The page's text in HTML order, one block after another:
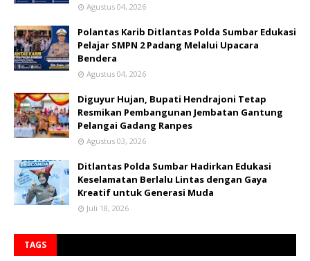
Agustus 04, 2026
Polantas Karib Ditlantas Polda Sumbar Edukasi
Pelajar SMPN 2 Padang Melalui Upacara
Bendera
Agustus 04, 2026
Diguyur Hujan, Bupati Hendrajoni Tetap
Resmikan Pembangunan Jembatan Gantung
Pelangai Gadang Ranpes
Agustus 03, 2026
Ditlantas Polda Sumbar Hadirkan Edukasi
Keselamatan Berlalu Lintas dengan Gaya
Kreatif untuk Generasi Muda
Juli 18, 2026
TAGS